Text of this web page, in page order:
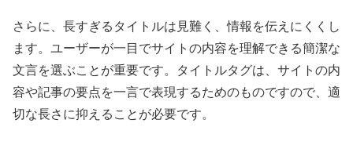
さらに、長すぎるタイトルは見難く、情報を伝えにくくし
ます。ユーザーが一目でサイトの内容を理解できる簡潔な
文言を選ぶことが重要です。タイトルタグは、サイトの内
容や記事の要点を一言で表現するためのものですので、適
切な長さに抑えることが必要です。